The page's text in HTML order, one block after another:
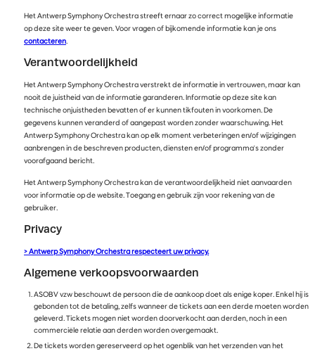
Het Antwerp Symphony Orchestra streeft ernaar zo correct mogelijke informatie
op deze site weer te geven. Voor vragen of bijkomende informatie kan je ons
contacteren.
Verantwoordelijkheid
Het Antwerp Symphony Orchestra verstrekt de informatie in vertrouwen, maar kan
nooit de juistheid van de informatie garanderen. Informatie op deze site kan
technische onjuistheden bevatten of er kunnen tikfouten in voorkomen. De
gegevens kunnen veranderd of aangepast worden zonder waarschuwing. Het
Antwerp Symphony Orchestra kan op elk moment verbeteringen en/of wijzigingen
aanbrengen in de beschreven producten, diensten en/of programma's zonder
voorafgaand bericht.
Het Antwerp Symphony Orchestra kan de verantwoordelijkheid niet aanvaarden
voor informatie op de website. Toegang en gebruik zijn voor rekening van de
gebruiker.
Privacy
> Antwerp Symphony Orchestra respecteert uw privacy.
Algemene verkoopsvoorwaarden
ASOBV vzw beschouwt de persoon die de aankoop doet als enige koper. Enkel hij is
gebonden tot de betaling, zelfs wanneer de tickets aan een derde moeten worden
geleverd. Tickets mogen niet worden doorverkocht aan derden, noch in een
commerciële relatie aan derden worden overgemaakt.
De tickets worden gereserveerd op het ogenblik van het verzenden van het